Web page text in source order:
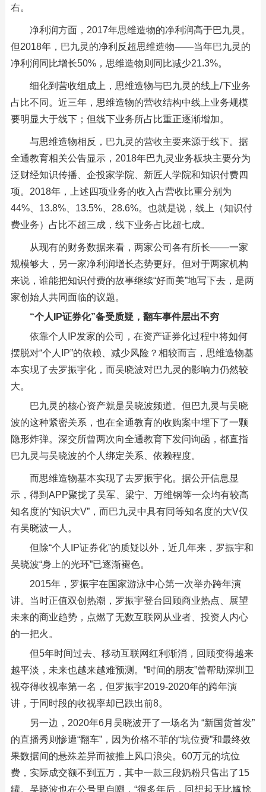
右。
净利润方面，2017年思维造物的净利润高于巴九灵。
但2018年，巴九灵的净利反超思维造物——当年巴九灵的
净利润同比增长50%，思维造物则同比减少21.3%。
细化到营收组成上，思维造物与巴九灵的线上/下业务
占比不同。近三年，思维造物的营收结构中线上业务规模
要明显大于线下；但线下业务所占比重正逐渐增加。
与思维造物相反，巴九灵的营收主要来源于线下。据
全通教育相关公告显示，2018年巴九灵业务板块主要分为
泛财经知识传播、企投家学院、新匠人学院和知识付费四
项。2018年，上述四项业务的收入占营收比重分别为
44%、13.8%、13.5%、28.6%。也就是说，线上（知识付
费业务）占比不超三成，线下业务占比超七成。
从现有的财务数据来看，两家公司各有所长——一家
规模够大，另一家净利润增长态势更好。但对于两家机构
来说，谁能把知识付费的故事继续“好而美”地写下去，是两
家创始人共同面临的议题。
“个人IP证券化”备受质疑，翻车事件层出不穷
依靠个人IP发家的公司，在资产证券化过程中将如何
摆脱对“个人IP”的依赖、减少风险？相较而言，思维造物基
本实现了去罗振宇化，而吴晓波对巴九灵的影响力仍然较
大。
巴九灵的核心资产就是吴晓波频道。但巴九灵与吴晓
波的这种紧密关系，也在全通教育的收购案中埋下了一颗
隐形炸弹。深交所曾两次向全通教育下发问询函，都直指
巴九灵与吴晓波的个人绑定关系、依赖程度。
而思维造物基本实现了去罗振宇化。据公开信息显
示，得到APP聚拢了吴军、梁宁、万维钢等一众均有较高
知名度的“知识大V”，而巴九灵中具有同等知名度的大V仅
有吴晓波一人。
但除“个人IP证券化”的质疑以外，近几年来，罗振宇和
吴晓波“身上的光环”已逐渐褪色。
2015年，罗振宇在国家游泳中心第一次举办跨年演
讲。当时正值双创热潮，罗振宇登台回顾商业热点、展望
未来的商业趋势，点燃了无数互联网从业者、投资人内心
的一把火。
但5年时间过去、移动互联网红利渐消，回顾变得越来
越平淡，未来也越来越难预测。“时间的朋友”曾帮助深圳卫
视夺得收视率第一名，但罗振宇2019-2020年的跨年演
讲，于同时段的收视率却已跌出前8。
另一边，2020年6月吴晓波开了一场名为 “新国货首发”
的直播秀则惨遭“翻车”，因为价格不菲的“坑位费”和最终效
果数据间的悬殊差异而被推上风口浪尖。60万元的坑位
费，实际成交额不到五万，其中一款三段奶粉只售出了15
罐。吴晓波也在公号里自嘲，“很多年后，回想起无比尴尬